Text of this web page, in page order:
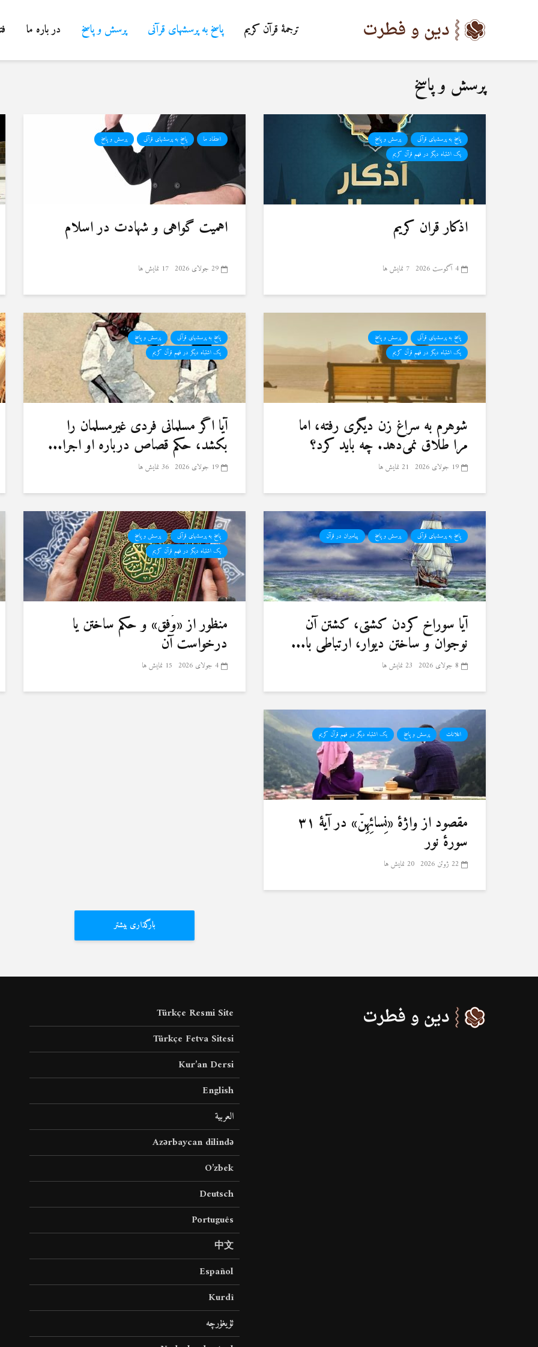
ترجمۀ قرآن کریم پاسخ به پرسشهای قرآنی پرسش و پاسخ در باره ما
پرسش و پاسخ
پاسخ به پرسشهای قرآنی
پرسش و پاسخ
یک اشتباه دیگر در فهم قرآن کریم
اذکار قران کریم
4 آگوست 2026 7 نمایش ها
اعتقاد ما پاسخ به پرسشهای قرآنی پرسش و پاسخ
اهمیت گواهی و شهادت در اسلام
29 جولای 2026 17 نمایش ها
پاسخ به پرسشهای قرآنی
پرسش و پاسخ
یک اشتباه دیگر در فهم قرآن کریم
شوهرم به سراغ زن دیگری رفته، اما
مرا طلاق نمی‌دهد. چه باید کرد؟
19 جولای 2026 21 نمایش ها
پاسخ به پرسشهای قرآنی
پرسش و پاسخ
یک اشتباه دیگر در فهم قرآن کریم
آیا اگر مسلمانی فردی غیرمسلمان را
بکشد، حکم قصاص درباره او اجرا...
19 جولای 2026 36 نمایش ها
پاسخ به پرسشهای قرآنی پرسش و پاسخ پیامبران در قرآن
آیا سوراخ کردن کشتی، کشتن آن
نوجوان و ساختن دیوار، ارتباطی با...
8 جولای 2026 23 نمایش ها
پاسخ به پرسشهای قرآنی
پرسش و پاسخ
یک اشتباه دیگر در فهم قرآن کریم
منظور از «وَفق» و حکم ساختن یا
درخواست آن
4 جولای 2026 15 نمایش ها
اعلانات پرسش و پاسخ یک اشتباه دیگر در فهم قرآن کریم
مقصود از واژهٔ «نِسائِهِنَّ» در آیهٔ ۳۱
سورهٔ نور
22 ژوئن 2026 20 نمایش ها
بارگذاری بیشتر
Türkçe Resmi Site
Türkçe Fetva Sitesi
Kur’an Dersi
English
العربية
Azərbaycan dilində
O’zbek
Deutsch
Português
中文
Español
Kurdî
ئۇيغۇرچە